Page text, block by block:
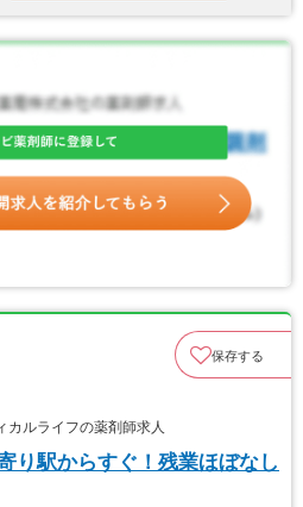
保存する
ルライフの薬剤師求人
り駅からすぐ！残業ほぼなし